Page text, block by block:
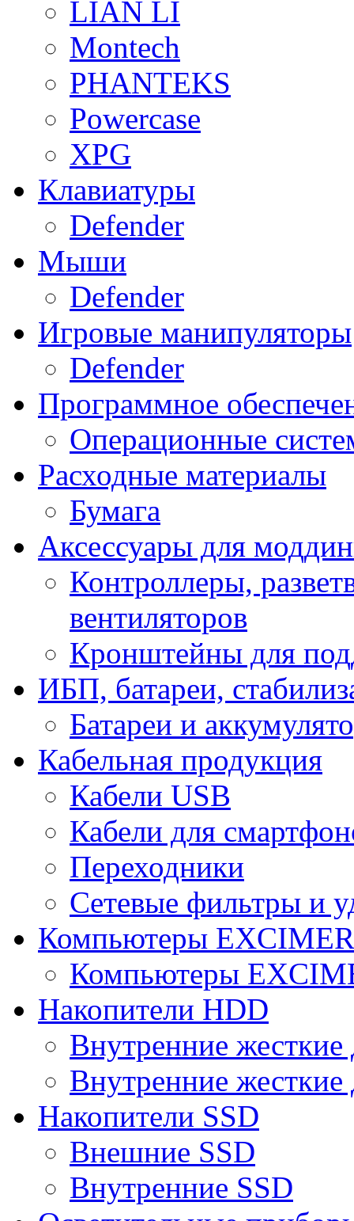
LIAN LI
Montech
PHANTEKS
Powercase
XPG
Клавиатуры
Defender
Мыши
Defender
Игровые манипуляторы
Defender
Программное
Операционные
Расходные материалы
Бумага
Аксессуары для
Контроллеры,
вентиляторов
Кронштейны для
ИБП, батареи,
Батареи и
Кабельная продукция
Кабели USB
Кабели для
Переходники
Сетевые фильтры и
Компьютеры
Компьютеры
Накопители HDD
Внутренние
Внутренние
Накопители SSD
Внешние SSD
Внутренние SSD